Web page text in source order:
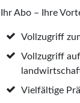
Ihr Abo – Ihre
Vollzugriff
Vollzugriff
Vielfältige